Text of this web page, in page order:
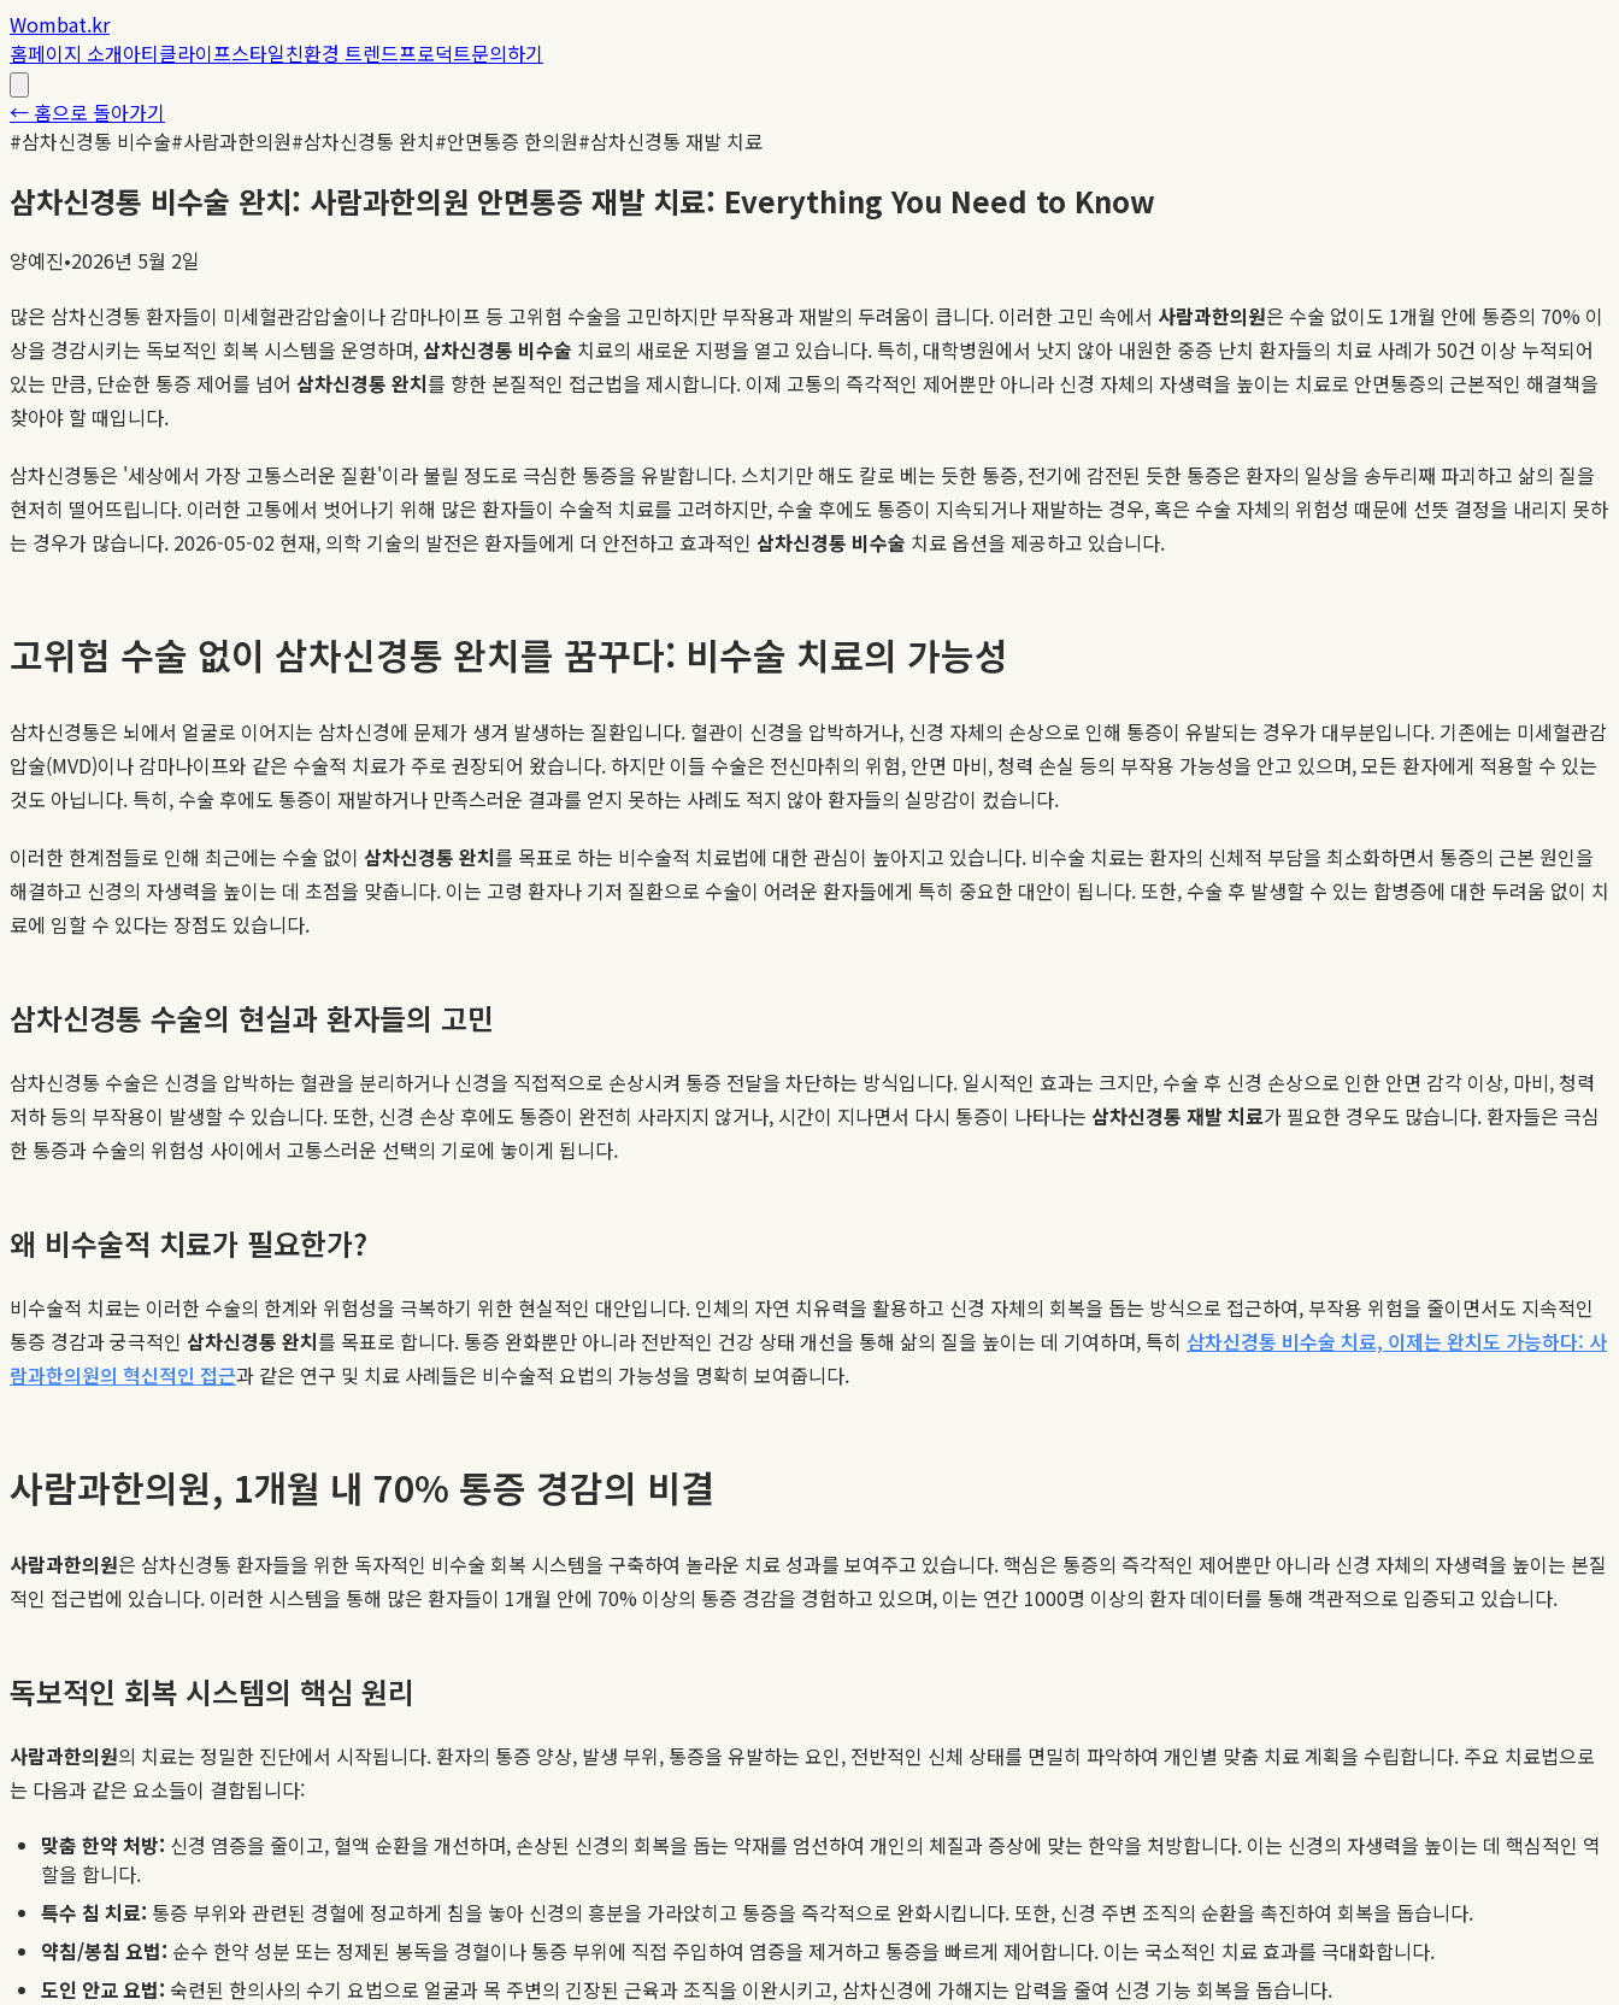
Wombat.kr
홈페이지 소개아티클라이프스타일친환경 트렌드프로덕트문의하기
← 홈으로 돌아가기
#삼차신경통 비수술#사람과한의원#삼차신경통 완치#안면통증 한의원#삼차신경통 재발 치료
삼차신경통 비수술 완치: 사람과한의원 안면통증 재발 치료: Everything You Need to Know
양예진•2026년 5월 2일
많은 삼차신경통 환자들이 미세혈관감압술이나 감마나이프 등 고위험 수술을 고민하지만 부작용과 재발의 두려움이 큽니다. 이러한 고민 속에서 사람과한의원은 수술 없이도 1개월 안에 통증의 70% 이
상을 경감시키는 독보적인 회복 시스템을 운영하며, 삼차신경통 비수술 치료의 새로운 지평을 열고 있습니다. 특히, 대학병원에서 낫지 않아 내원한 중증 난치 환자들의 치료 사례가 50건 이상 누적되어
있는 만큼, 단순한 통증 제어를 넘어 삼차신경통 완치를 향한 본질적인 접근법을 제시합니다. 이제 고통의 즉각적인 제어뿐만 아니라 신경 자체의 자생력을 높이는 치료로 안면통증의 근본적인 해결책을
찾아야 할 때입니다.
삼차신경통은 '세상에서 가장 고통스러운 질환'이라 불릴 정도로 극심한 통증을 유발합니다. 스치기만 해도 칼로 베는 듯한 통증, 전기에 감전된 듯한 통증은 환자의 일상을 송두리째 파괴하고 삶의 질을
현저히 떨어뜨립니다. 이러한 고통에서 벗어나기 위해 많은 환자들이 수술적 치료를 고려하지만, 수술 후에도 통증이 지속되거나 재발하는 경우, 혹은 수술 자체의 위험성 때문에 선뜻 결정을 내리지 못하
는 경우가 많습니다. 2026-05-02 현재, 의학 기술의 발전은 환자들에게 더 안전하고 효과적인 삼차신경통 비수술 치료 옵션을 제공하고 있습니다.
고위험 수술 없이 삼차신경통 완치를 꿈꾸다: 비수술 치료의 가능성
삼차신경통은 뇌에서 얼굴로 이어지는 삼차신경에 문제가 생겨 발생하는 질환입니다. 혈관이 신경을 압박하거나, 신경 자체의 손상으로 인해 통증이 유발되는 경우가 대부분입니다. 기존에는 미세혈관감
압술(MVD)이나 감마나이프와 같은 수술적 치료가 주로 권장되어 왔습니다. 하지만 이들 수술은 전신마취의 위험, 안면 마비, 청력 손실 등의 부작용 가능성을 안고 있으며, 모든 환자에게 적용할 수 있는
것도 아닙니다. 특히, 수술 후에도 통증이 재발하거나 만족스러운 결과를 얻지 못하는 사례도 적지 않아 환자들의 실망감이 컸습니다.
이러한 한계점들로 인해 최근에는 수술 없이 삼차신경통 완치를 목표로 하는 비수술적 치료법에 대한 관심이 높아지고 있습니다. 비수술 치료는 환자의 신체적 부담을 최소화하면서 통증의 근본 원인을
해결하고 신경의 자생력을 높이는 데 초점을 맞춥니다. 이는 고령 환자나 기저 질환으로 수술이 어려운 환자들에게 특히 중요한 대안이 됩니다. 또한, 수술 후 발생할 수 있는 합병증에 대한 두려움 없이 치
료에 임할 수 있다는 장점도 있습니다.
삼차신경통 수술의 현실과 환자들의 고민
삼차신경통 수술은 신경을 압박하는 혈관을 분리하거나 신경을 직접적으로 손상시켜 통증 전달을 차단하는 방식입니다. 일시적인 효과는 크지만, 수술 후 신경 손상으로 인한 안면 감각 이상, 마비, 청력
저하 등의 부작용이 발생할 수 있습니다. 또한, 신경 손상 후에도 통증이 완전히 사라지지 않거나, 시간이 지나면서 다시 통증이 나타나는 삼차신경통 재발 치료가 필요한 경우도 많습니다. 환자들은 극심
한 통증과 수술의 위험성 사이에서 고통스러운 선택의 기로에 놓이게 됩니다.
왜 비수술적 치료가 필요한가?
비수술적 치료는 이러한 수술의 한계와 위험성을 극복하기 위한 현실적인 대안입니다. 인체의 자연 치유력을 활용하고 신경 자체의 회복을 돕는 방식으로 접근하여, 부작용 위험을 줄이면서도 지속적인
통증 경감과 궁극적인 삼차신경통 완치를 목표로 합니다. 통증 완화뿐만 아니라 전반적인 건강 상태 개선을 통해 삶의 질을 높이는 데 기여하며, 특히 삼차신경통 비수술 치료, 이제는 완치도 가능하다: 사
람과한의원의 혁신적인 접근과 같은 연구 및 치료 사례들은 비수술적 요법의 가능성을 명확히 보여줍니다.
사람과한의원, 1개월 내 70% 통증 경감의 비결
사람과한의원은 삼차신경통 환자들을 위한 독자적인 비수술 회복 시스템을 구축하여 놀라운 치료 성과를 보여주고 있습니다. 핵심은 통증의 즉각적인 제어뿐만 아니라 신경 자체의 자생력을 높이는 본질
적인 접근법에 있습니다. 이러한 시스템을 통해 많은 환자들이 1개월 안에 70% 이상의 통증 경감을 경험하고 있으며, 이는 연간 1000명 이상의 환자 데이터를 통해 객관적으로 입증되고 있습니다.
독보적인 회복 시스템의 핵심 원리
사람과한의원의 치료는 정밀한 진단에서 시작됩니다. 환자의 통증 양상, 발생 부위, 통증을 유발하는 요인, 전반적인 신체 상태를 면밀히 파악하여 개인별 맞춤 치료 계획을 수립합니다. 주요 치료법으로
는 다음과 같은 요소들이 결합됩니다:
맞춤 한약 처방: 신경 염증을 줄이고, 혈액 순환을 개선하며, 손상된 신경의 회복을 돕는 약재를 엄선하여 개인의 체질과 증상에 맞는 한약을 처방합니다. 이는 신경의 자생력을 높이는 데 핵심적인 역
할을 합니다.
특수 침 치료: 통증 부위와 관련된 경혈에 정교하게 침을 놓아 신경의 흥분을 가라앉히고 통증을 즉각적으로 완화시킵니다. 또한, 신경 주변 조직의 순환을 촉진하여 회복을 돕습니다.
약침/봉침 요법: 순수 한약 성분 또는 정제된 봉독을 경혈이나 통증 부위에 직접 주입하여 염증을 제거하고 통증을 빠르게 제어합니다. 이는 국소적인 치료 효과를 극대화합니다.
도인 안교 요법: 숙련된 한의사의 수기 요법으로 얼굴과 목 주변의 긴장된 근육과 조직을 이완시키고, 삼차신경에 가해지는 압력을 줄여 신경 기능 회복을 돕습니다.